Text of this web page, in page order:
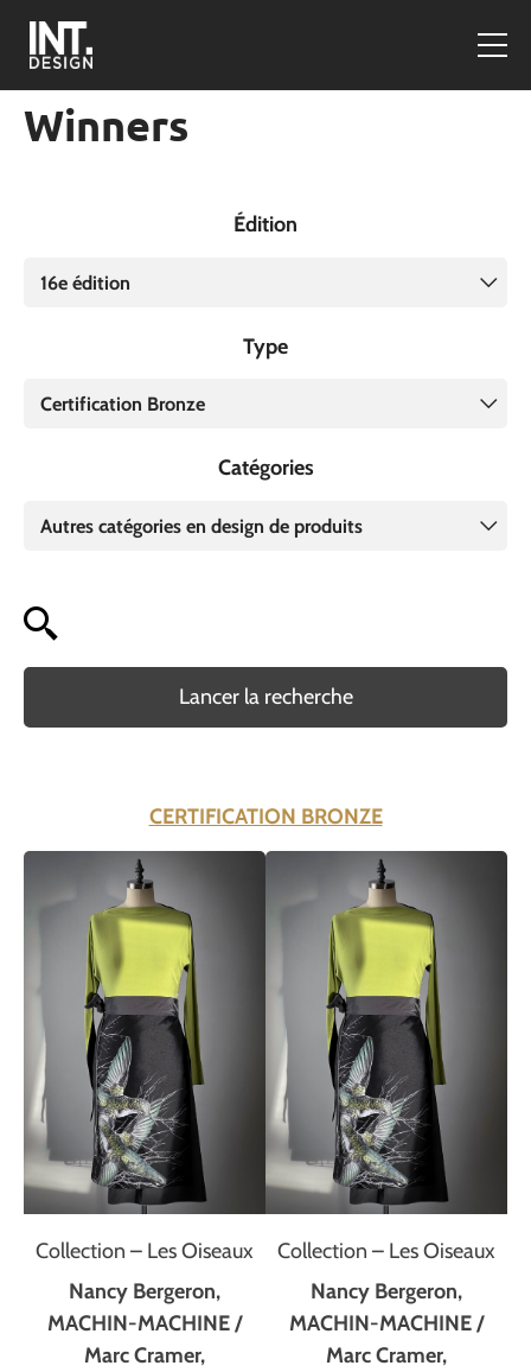
Winners
Édition
16e édition
Type
Certification Bronze
Catégories
Autres catégories en design de produits
Lancer la recherche
CERTIFICATION BRONZE
Collection – Les Oiseaux
Nancy Bergeron,
MACHIN-MACHINE /
Marc Cramer,
Collection – Les Oiseaux
Nancy Bergeron,
MACHIN-MACHINE /
Marc Cramer,